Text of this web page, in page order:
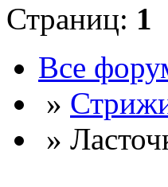
Страниц: 1
Все
»
»